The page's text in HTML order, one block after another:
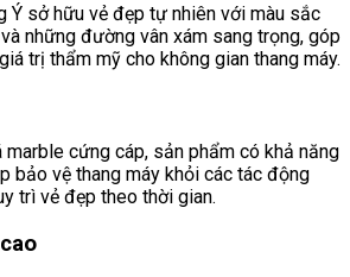
Ý sở hữu vẻ đẹp tự nhiên với màu sắc
những đường vân xám sang trọng, góp
trị thẩm mỹ cho không gian thang máy.
cứng cáp, sản phẩm có khả năng
bảo vệ thang máy khỏi các tác động
trì vẻ đẹp theo thời gian.